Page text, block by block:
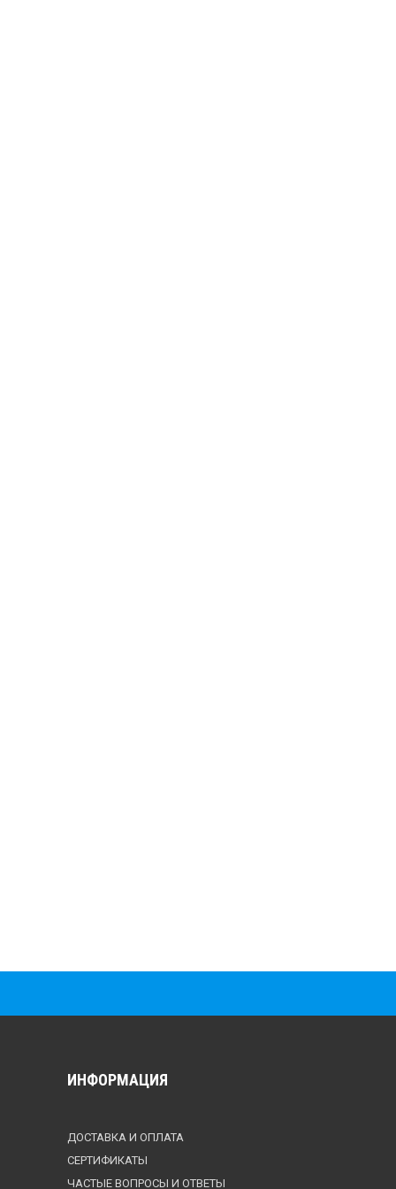
ИНФОРМАЦИЯ
ДОСТАВКА И ОПЛАТА
СЕРТИФИКАТЫ
ЧАСТЫЕ ВОПРОСЫ И ОТВЕТЫ